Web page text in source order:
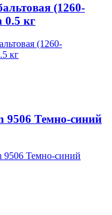
(1260-
0.5 кг
9506 Темно-синий